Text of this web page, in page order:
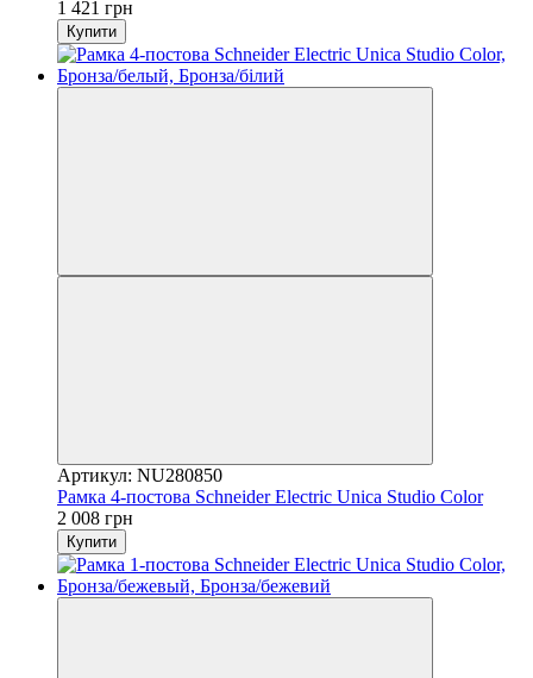
1 421 грн
Купити
Артикул: NU280850
Рамка 4-постова Schneider Electric Unica Studio Color
2 008 грн
Купити